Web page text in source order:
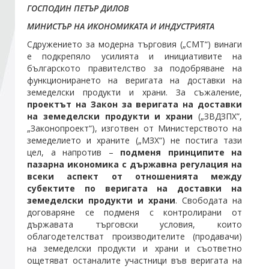
Стани член
Абонирайте се!
ГОСПОДИН ПЕТЪР ДИЛОВ
МИНИСТЪР НА ИКОНОМИКАТА И ИНДУСТРИЯТА
Сдружението за модерна търговия („СМТ“) винаги
е подкрепяло усилията и инициативите на
българското правителство за подобряване на
функционирането на веригата на доставки на
земеделски продукти и храни. За съжаление,
проектът на Закон за веригата на доставки
на земеделски продукти и храни („ЗВДЗПХ”,
„Законопроект“), изготвен от Министерството на
земеделието и храните („МЗХ“) не постига тази
цел, а напротив – подменя принципите на
пазарна икономика с държавна регулация на
всеки аспект от отношенията между
субектите по веригата на доставки на
земеделски продукти и храни. Свободата на
договаряне се подменя с контролирани от
държавата търговски условия, които
облагодетелстват производителите (продавачи)
на земеделски продукти и храни и съответно
ощетяват останалите участници във веригата на